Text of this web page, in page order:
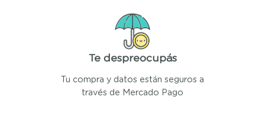
Te despreocupás
Tu compra y datos están seguros a
través de Mercado Pago